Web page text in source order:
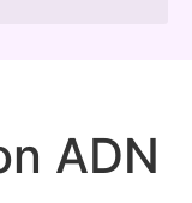
ADN